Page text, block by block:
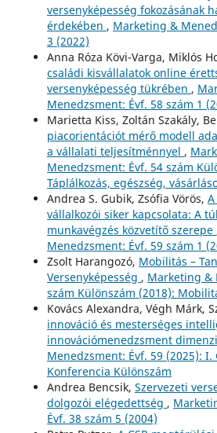
versenyképesség fokozásának
érdekében , Marketing &
3 (2022)
Anna Róza Kövi-Varga, Miklós
családi kisvállalatok online
versenyképesség tükrében ,
Menedzsment: Évf. 58 szám 1
Marietta Kiss, Zoltán Szakály,
piacorientációt mérő modell
a vállalati teljesítménnyel ,
Menedzsment: Évf. 54 szám
Táplálkozás, egészség,
Andrea S. Gubik, Zsófia Vörös,
vállalkozói siker kapcsolata: A
munkavégzés közvetítő szerepe
Menedzsment: Évf. 59 szám 1
Zsolt Harangozó, Mobilitás –
Versenyképesség , Marketing &
szám Különszám (2018):
Kovács Alexandra, Végh Márk,
innováció és mesterséges
innovációmenedzsment
Menedzsment: Évf. 59 (2025): I.
Konferencia Különszám
Andrea Bencsik, Szervezeti
dolgozói elégedettség ,
Évf. 38 szám 5 (2004)